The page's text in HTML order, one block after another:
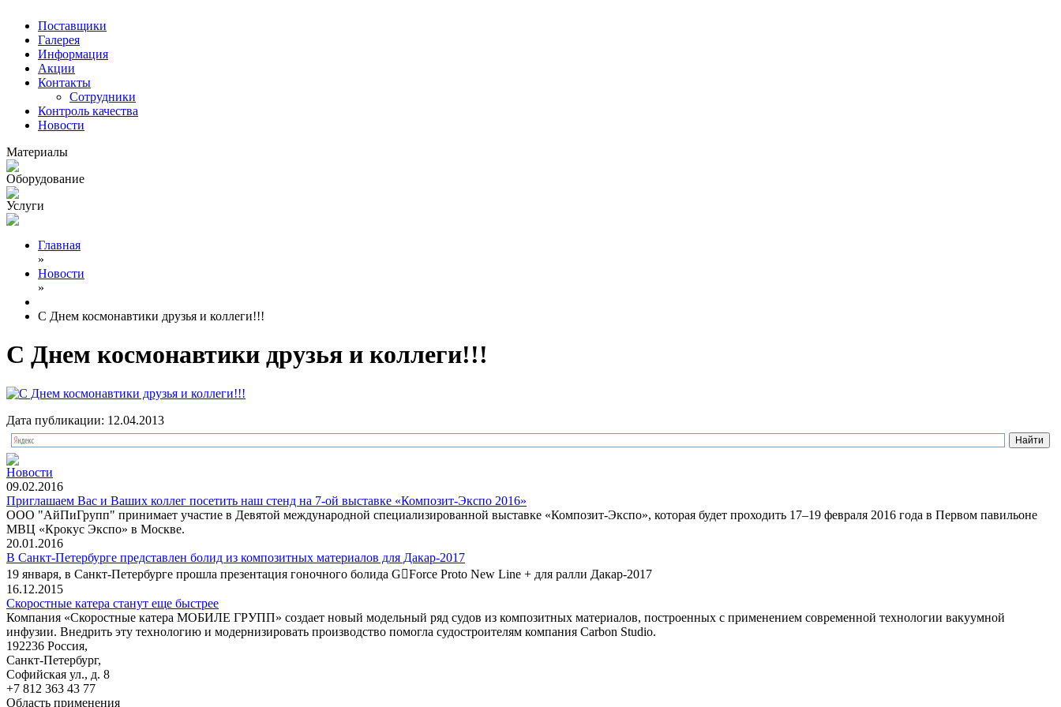
Поставщики
Галерея
Информация
Акции
Контакты
Сотрудники
Контроль качества
Новости
Материалы
Оборудование
Услуги
Главная
»
Новости
»
С Днем космонавтики друзья и коллеги!!!
С Днем космонавтики друзья и коллеги!!!
Дата публикации: 12.04.2013
Новости
09.02.2016
Приглашаем Вас и Ваших коллег посетить наш стенд на 7-ой выставке «Композит-Экспо 2016»
ООО "АйПиГрупп" принимает участие в Девятой международной специализированной выставке «Композит-Экспо», которая будет проходить 17–19 февраля 2016 года в Первом павильоне
МВЦ «Крокус Экспо» в Москве.
20.01.2016
В Санкт-Петербурге представлен болид из композитных материалов для Дакар-2017
19 января, в Санкт-Петербурге прошла презентация гоночного болида G￾Force Proto New Line + для ралли Дакар-2017
16.12.2015
Скоростные катера станут еще быстрее
Компания «Скоростные катера МОБИЛЕ ГРУПП» создает новый модельный ряд судов из композитных материалов, построенных с применением современной технологии вакуумной
инфузии. Внедрить эту технологию и модернизировать производство помогла судостроителям компания Carbon Studio.
192236 Россия,
Санкт-Петербург,
Софийская ул., д. 8
+7 812 363 43 77
Область применения